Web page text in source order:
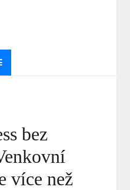
bez
více než